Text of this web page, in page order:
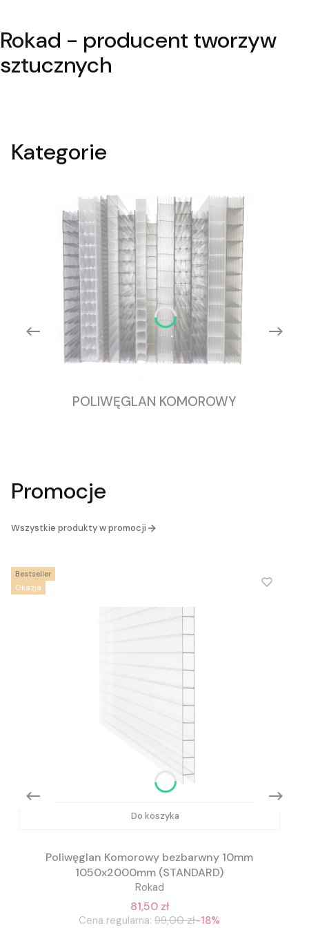
Rokad - producent tworzyw
sztucznych
Kategorie
POLIWĘGLAN KOMOROWY
Promocje
Wszystkie produkty w promocji
Okazja
Bestseller
Do koszyka
Poliwęglan Komorowy bezbarwny 10mm
1050x2000mm (STANDARD)
Rokad
81,50 zł
Cena regularna: 99,00 zł-18%